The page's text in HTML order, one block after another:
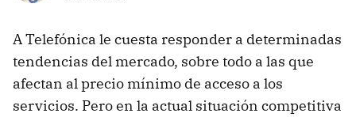
A Telefónica le cuesta responder a determinadas
tendencias del mercado, sobre todo a las que
afectan al precio mínimo de acceso a los
servicios. Pero en la actual situación competitiva